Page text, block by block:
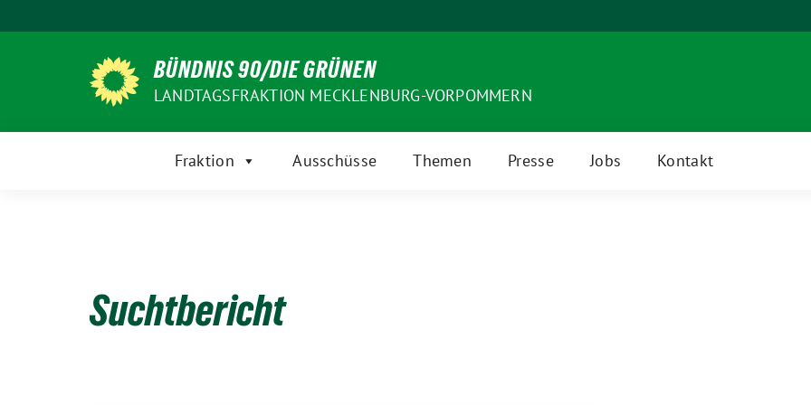
zum
BÜNDNIS 90/DIE GRÜNEN
LANDTAGSFRAKTION MECKLENBURG-VORPOMMERN
Fraktion Ausschüsse Themen Presse Jobs Kontakt
Suchtbericht